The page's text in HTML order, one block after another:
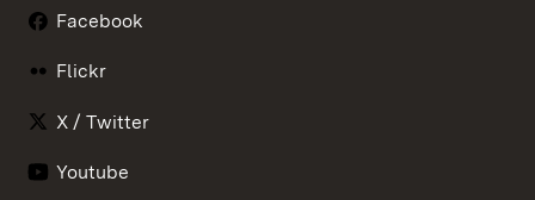
Facebook
Flickr
X / Twitter
Youtube